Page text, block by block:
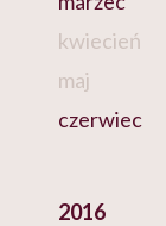
kwiecień
maj
czerwiec
2016